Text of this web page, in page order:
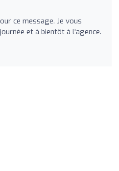
ce message. Je vous
et à bientôt à l'agence.